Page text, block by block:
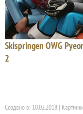
Skispringen OWG
2
Создано в: 10.02.2018 |